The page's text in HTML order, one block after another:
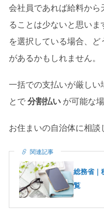
会社員であれば給料か
ることは少ないと思い
を選択している場合、
があるかもしれません。
一括での支払いが厳しい
とで分割払いが可能な場
お住まいの自治体に相談
関連記事
総務省
覧